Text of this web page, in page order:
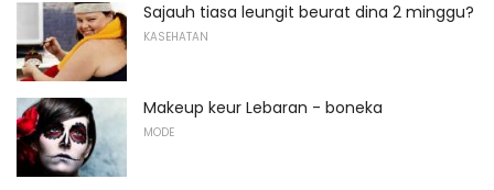
Sajauh tiasa leungit beurat dina 2 minggu?
KASEHATAN
Makeup keur Lebaran - boneka
MODE